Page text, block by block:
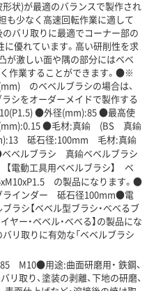
状)が最適のバランスで製作され
も少なく高速回転作業に適して
バリ取りに最適でコーナー部の
に優れています。高い研削性を求
が激しい面や隅の部分にはベベ
作業することができます。●※
のベベルブラシの場合は、
シをオーダーメイドで製作する
●外径(mm):85 ●最高使
●毛材:真鍮 (BS 真鍮
砥石径:100mm 毛材:真鍮
ルブラシ 真鍮ベベルブラシ
動工具用ベベルブラシ】 ベ
の製品になります。●
ラインダー 砥石径100mm●電
ラシ【ベベル型ブラシ・べべるブ
ヤー・ベベル・べべる】の製品にな
リ取りに有効な「ベベルブラシ
M10●用途:曲面研磨用・ 鉄鋼、
リ取り、塗装の剥離、下地の研磨、